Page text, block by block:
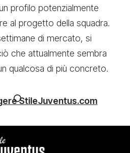
profilo potenzialmente
al progetto della squadra.
di mercato, si
che attualmente sembra
qualcosa di più concreto.
StileJuventus.com